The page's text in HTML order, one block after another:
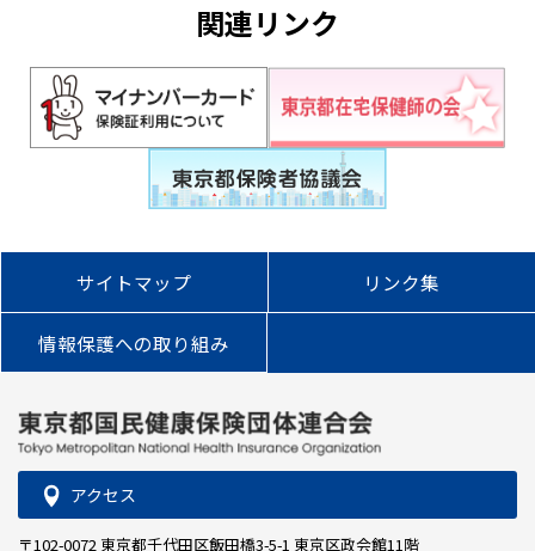
関連リンク
サイトマップ リンク集
情報保護への取り組み
アクセス
〒102-0072 東京都千代田区飯田橋3-5-1 東京区政会館11階